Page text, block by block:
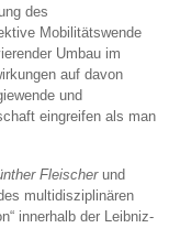
des
Mobilitätswende
Umbau im
auf davon
und
eingreifen als man
Fleischerund
multidisziplinären
innerhalb der Leibniz-